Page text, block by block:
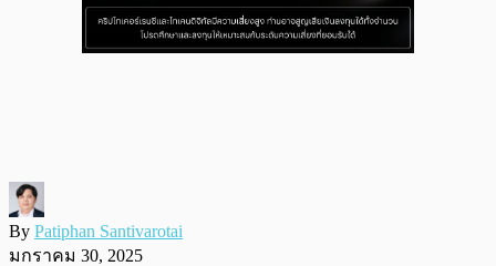
By Patiphan Santivarotai
มกราคม 30, 2025